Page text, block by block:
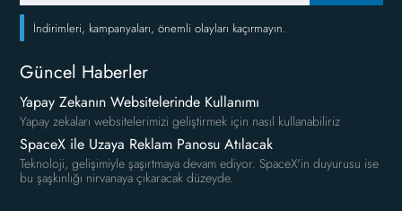
İndirimleri, kampanyaları, önemli olayları kaçırmayın.
Güncel Haberler
Yapay Zekanın Websitelerinde Kullanımı
Yapay zekaları websitelerimizi geliştirmek için nasıl kullanabiliriz
SpaceX ile Uzaya Reklam Panosu Atılacak
Teknoloji, gelişimiyle şaşırtmaya devam ediyor. SpaceX'in duyurusu ise
bu şaşkınlığı nirvanaya çıkaracak düzeyde.